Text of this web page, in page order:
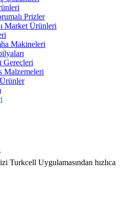
Prizler
Market Ürünleri
Makineleri
Gereçleri
Malzemeleri
Turkcell Uygulamasından hızlıca